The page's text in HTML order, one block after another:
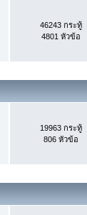
46243 กระทู้
4801 หัวข้อ
19963 กระทู้
806 หัวข้อ